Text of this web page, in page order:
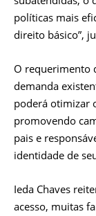
políticas mais
direito básico”,
O requerimento
demanda
poderá otimizar
promovendo
pais e
identidade de
Ieda Chaves
acesso, muitas